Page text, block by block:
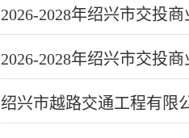
2026-2028年绍兴市交投
2026-2028年绍兴市交投
绍兴市越路交通工程有限